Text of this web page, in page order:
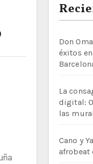
Don
éxitos
La
digital:
las
Cano y
afrobeat